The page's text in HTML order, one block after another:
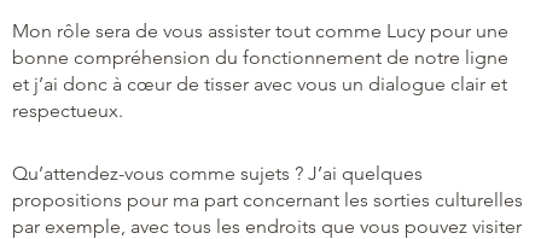
Mon rôle sera de vous assister tout comme Lucy pour une
bonne compréhension du fonctionnement de notre ligne
et j’ai donc à cœur de tisser avec vous un dialogue clair et
respectueux.
Qu’attendez-vous comme sujets ? J’ai quelques
propositions pour ma part concernant les sorties culturelles
par exemple, avec tous les endroits que vous pouvez visiter